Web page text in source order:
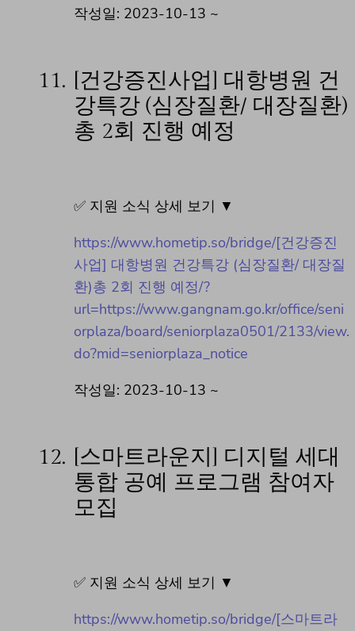
작성일: 2023-10-13 ~
11.
[건강증진사업] 대항병원 건
강특강 (심장질환/ 대장질환)
총 2회 진행 예정
✅ 지원 소식 상세 보기 ▼
https://www.hometip.so/bridge/[건강증진
사업] 대항병원 건강특강 (심장질환/ 대장질
환)총 2회 진행 예정/?
url=https://www.gangnam.go.kr/office/seni
orplaza/board/seniorplaza0501/2133/view.
do?mid=seniorplaza_notice
작성일: 2023-10-13 ~
12.
[스마트라운지] 디지털 세대
통합 공예 프로그램 참여자
모집
✅ 지원 소식 상세 보기 ▼
https://www.hometip.so/bridge/[스마트라